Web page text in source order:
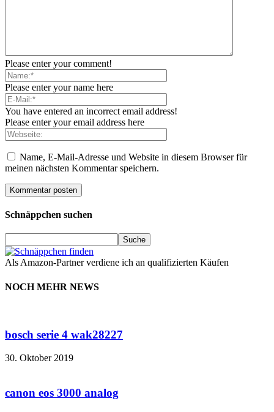
Please enter your comment!
Please enter your name here
You have entered an incorrect email address!
Please enter your email address here
Name, E-Mail-Adresse und Website in diesem Browser für
meinen nächsten Kommentar speichern.
Schnäppchen suchen
Als Amazon-Partner verdiene ich an qualifizierten Käufen
NOCH MEHR NEWS
bosch serie 4 wak28227
30. Oktober 2019
canon eos 3000 analog